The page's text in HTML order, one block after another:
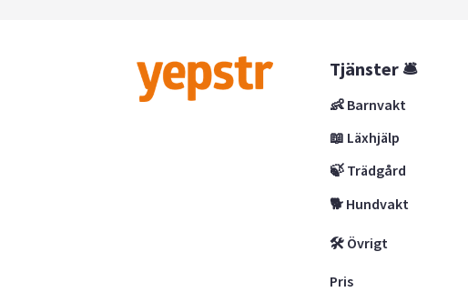
Tjänster 🛎
👶 Barnvakt
📖 Läxhjälp
🍃 Trädgård
🐕 Hundvakt
🛠 Övrigt
Pris